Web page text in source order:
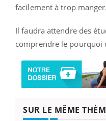
facilement à trop
Il faudra attendre des
comprendre le pourquoi
SUR LE MÊME